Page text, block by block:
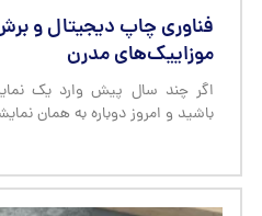
موزاییک‌های مدرن
اگر چند سال پیش وارد یک
باشید و امروز دوباره به همان